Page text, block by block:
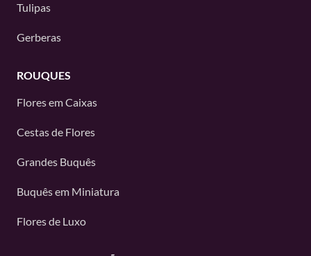
Tulipas
Gerberas
ROUQUES
Flores em Caixas
Cestas de Flores
Grandes Buquês
Buquês em Miniatura
Flores de Luxo